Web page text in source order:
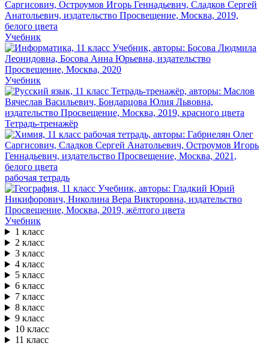
Учебник
Учебник
Тетрадь-тренажёр
рабочая тетрадь
Учебник
1 класс
2 класс
3 класс
4 класс
5 класс
6 класс
7 класс
8 класс
9 класс
10 класс
11 класс